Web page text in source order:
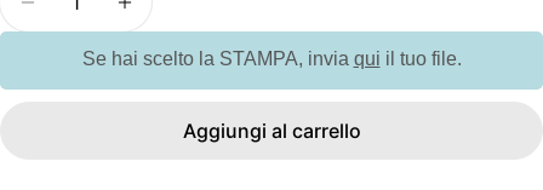
Diminuisci la quantità per G51110 JADE. Penna a
Aumenta la quantità per G51110 JADE.
Se hai scelto la STAMPA, invia qui il tuo file.
Aggiungi al carrello